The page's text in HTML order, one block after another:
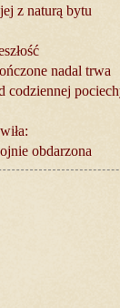
z naturą bytu
nadal trwa
codziennej
obdarzona